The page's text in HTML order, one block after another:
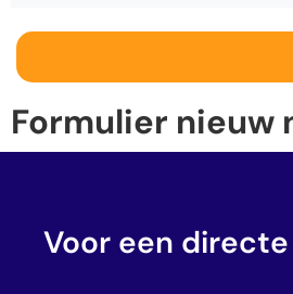
Formulier nieuw
Voor een